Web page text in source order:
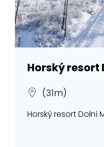
Horský resort
(31m)
Horský resort Dolní